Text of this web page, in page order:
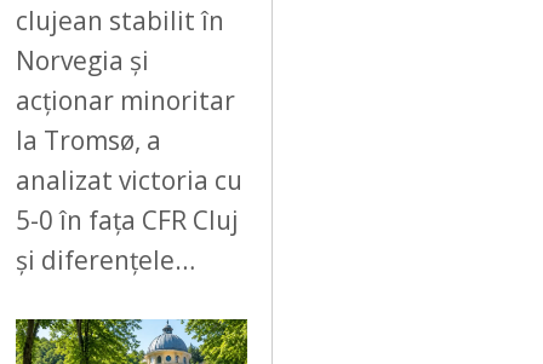
clujean stabilit în
Norvegia și
acționar minoritar
la Tromsø, a
analizat victoria cu
5-0 în fața CFR Cluj
și diferențele…